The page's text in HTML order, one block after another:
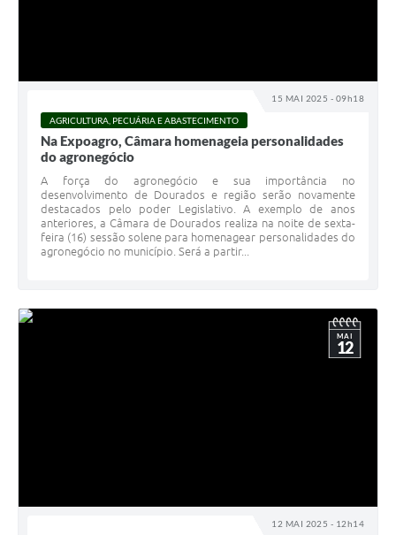
15 MAI 2025 - 09h18
AGRICULTURA, PECUÁRIA E ABASTECIMENTO
Na Expoagro, Câmara homenageia personalidades
do agronegócio
A força do agronegócio e sua importância no
desenvolvimento de Dourados e região serão novamente
destacados pelo poder Legislativo. A exemplo de anos
anteriores, a Câmara de Dourados realiza na noite de sexta-
feira (16) sessão solene para homenagear personalidades do
agronegócio no município. Será a partir...
12 MAI 2025 - 12h14
MAI
12